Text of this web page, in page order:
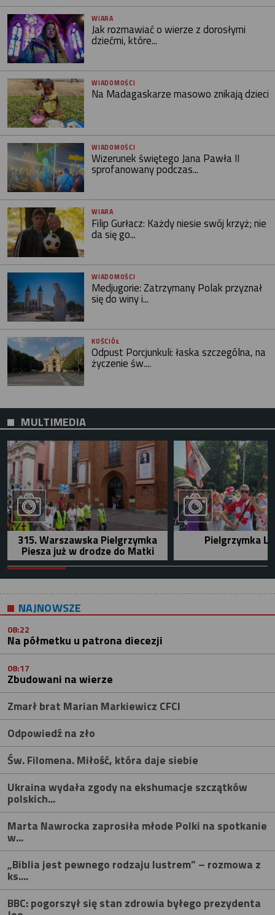
WIARA
Jak rozmawiać o wierze z dorosłymi
dziećmi, które...
WIADOMOŚCI
Na Madagaskarze masowo znikają dzieci
WIADOMOŚCI
Wizerunek świętego Jana Pawła II
sprofanowany podczas...
WIARA
Filip Gurłacz: Każdy niesie swój krzyż; nie
da się go...
WIADOMOŚCI
Medjugorie: Zatrzymany Polak przyznał
się do winy i...
KOŚCIÓŁ
Odpust Porcjunkuli: łaska szczególna, na
życzenie św....
MULTIMEDIA
315. Warszawska Pielgrzymka
Piesza już w drodze do Matki
Pielgrzymka
NAJNOWSZE
08:22
Na półmetku u patrona diecezji
08:17
Zbudowani na wierze
Zmarł brat Marian Markiewicz CFCI
Odpowiedź na zło
Św. Filomena. Miłość, która daje siebie
Ukraina wydała zgody na ekshumacje szczątków
polskich...
Marta Nawrocka zaprosiła młode Polki na spotkanie
w...
„Biblia jest pewnego rodzaju lustrem” – rozmowa z
ks....
BBC: pogorszył się stan zdrowia byłego prezydenta